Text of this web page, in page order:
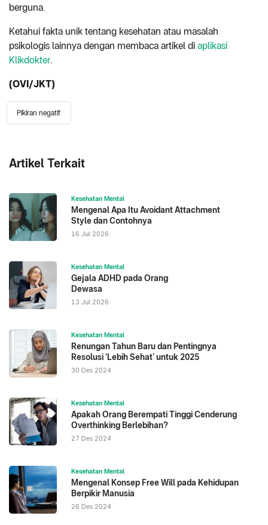
berguna.
Ketahui fakta unik tentang kesehatan atau masalah
psikologis lainnya dengan membaca artikel di aplikasi
Klikdokter.
(OVI/JKT)
Pikiran negatif
Artikel Terkait
Kesehatan Mental
Mengenal Apa Itu Avoidant Attachment
Style dan Contohnya
16 Jul 2026
Kesehatan Mental
Gejala ADHD pada Orang
Dewasa
13 Jul 2026
Kesehatan Mental
Renungan Tahun Baru dan Pentingnya
Resolusi ‘Lebih Sehat’ untuk 2025
30 Des 2024
Kesehatan Mental
Apakah Orang Berempati Tinggi Cenderung
Overthinking Berlebihan?
27 Des 2024
Kesehatan Mental
Mengenal Konsep Free Will pada Kehidupan
Berpikir Manusia
26 Des 2024